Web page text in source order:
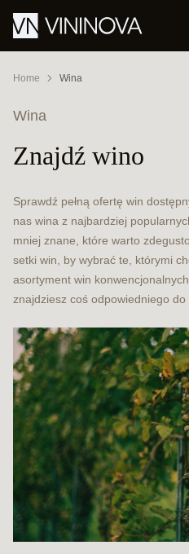
Home Wina
Wina
Znajdź wino
Sprawdź pełną ofertę win
nas wina z najbardziej
mniej znane, które warto
setki win, by wybrać te, którymi
asortyment win
znajdziesz coś odpowiedniego do